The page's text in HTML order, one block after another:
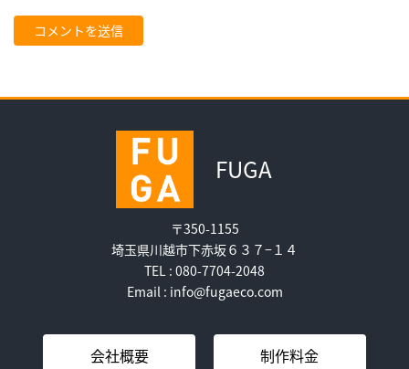
FUGA
〒350-1155
埼玉県川越市下赤坂６３７−１４
TEL : 080-7704-2048
Email : info@fugaeco.com
会社概要 制作料金